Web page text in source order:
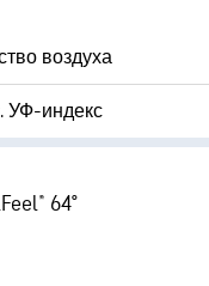
воздуха
УФ-индекс
Brightness Index™
64°